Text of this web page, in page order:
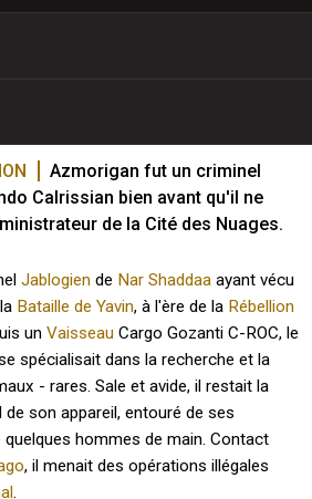
Azmorigan fut un criminel
Calrissian bien avant qu'il ne
de la Cité des Nuages.
Jablogien de Nar Shaddaa ayant vécu
Bataille de Yavin, à l'ère de la Rébellion
unVaisseau Cargo Gozanti C-ROC, le
spécialisait dans la recherche et la
- rares. Sale et avide, il restait la
son appareil, entouré de ses
hommes de main. Contact
, il menait des opérations illégales
.